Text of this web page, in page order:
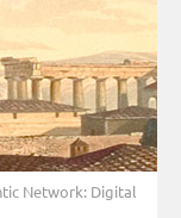
Network: Digital